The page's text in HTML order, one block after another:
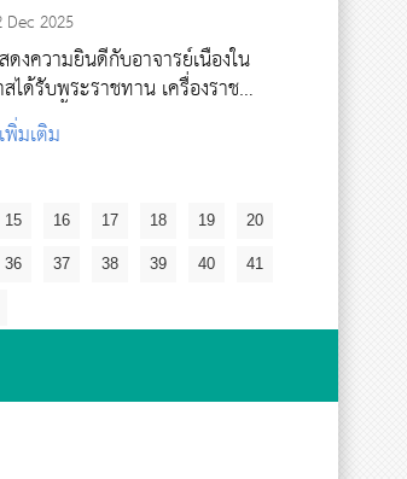
Dec 2025
ดงความยินดีกับอาจารย์เนื่องใน
สได้รับพระราชทาน เครื่องราช
าภรณ์ชั้นสายสะพาย ประถมาภรณ์
ทย (ป.ม.)
พิ่มเติม
15 16 17 18 19 20
36 37 38 39 40 41